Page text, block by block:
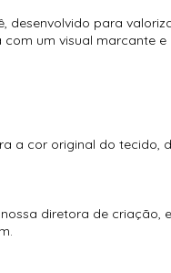
desenvolvido para
um visual marcante e
a cor original do
diretora de